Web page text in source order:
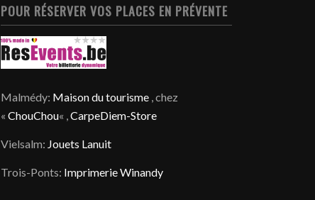
POUR RÉSERVER VOS PLACES EN PRÉVENTE
Malmédy: Maison du tourisme , chez
«ChouChou« ,CarpeDiem-Store
Vielsalm: Jouets Lanuit
Trois-Ponts: Imprimerie Winandy